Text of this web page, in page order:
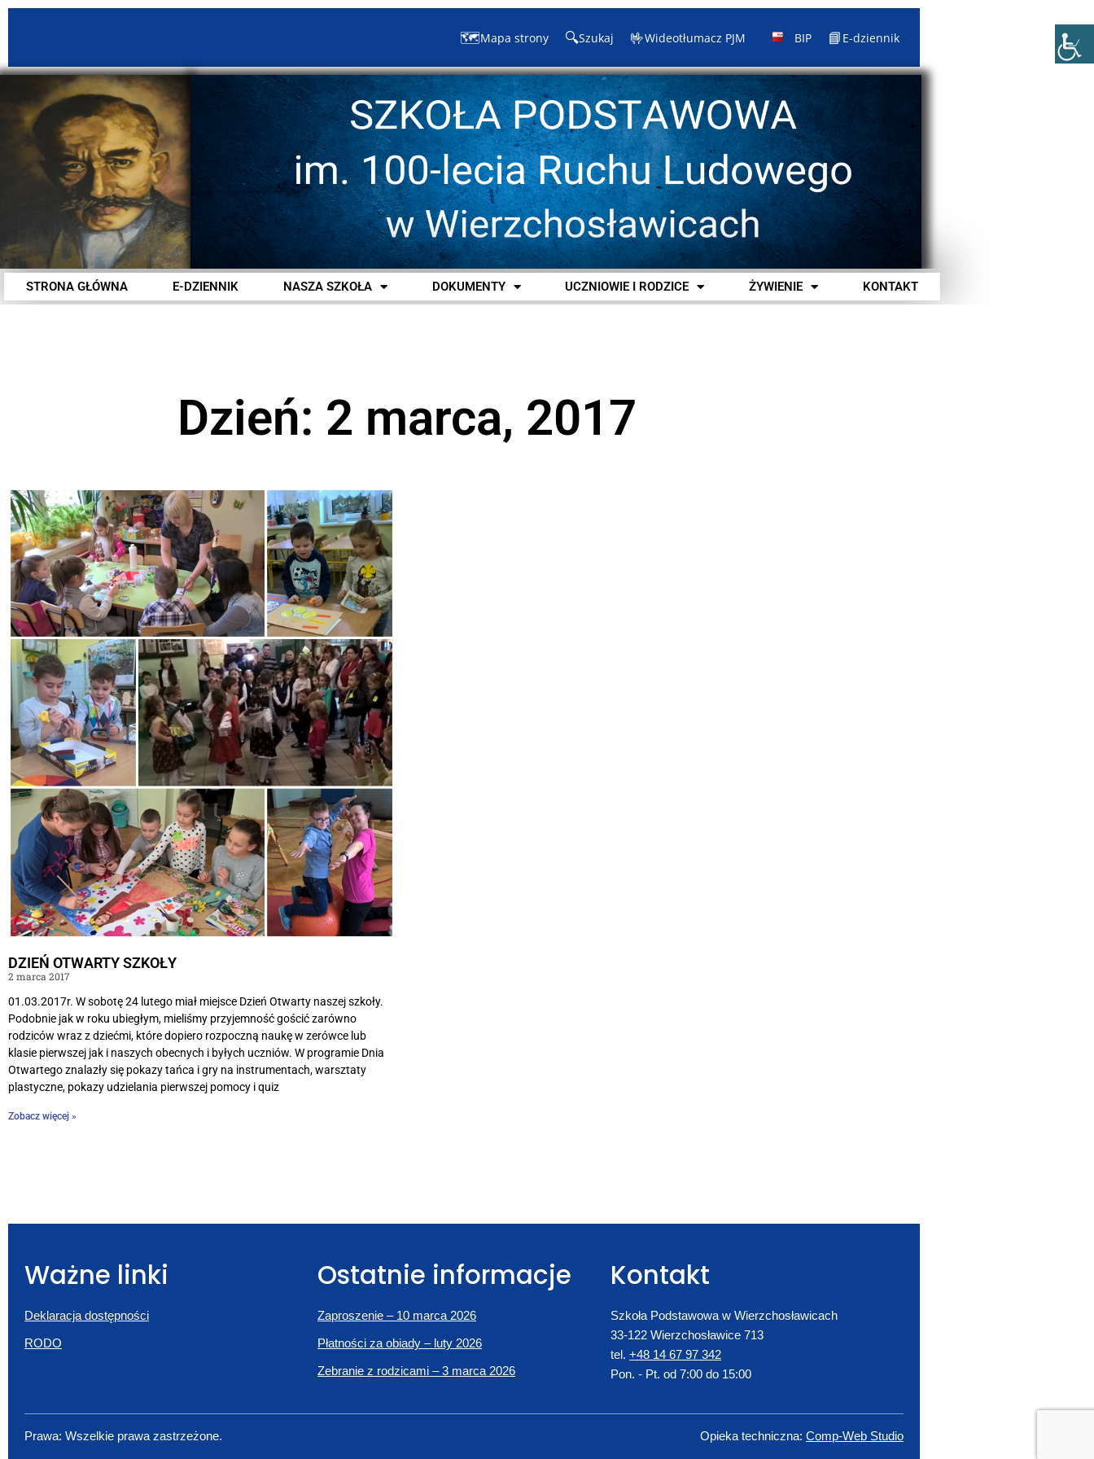
🗺️Mapa strony 🔍Szukaj 🤟Wideotłumacz PJM BIP 📘 E-dziennik
STRONA GŁÓWNA E-DZIENNIK NASZA SZKOŁA DOKUMENTY UCZNIOWIE I RODZICE ŻYWIENIE KONTAKT
Dzień: 2 marca, 2017
DZIEŃ OTWARTY SZKOŁY
2 marca 2017
01.03.2017r. W sobotę 24 lutego miał miejsce Dzień Otwarty naszej szkoły.
Podobnie jak w roku ubiegłym, mieliśmy przyjemność gościć zarówno
rodziców wraz z dziećmi, które dopiero rozpoczną naukę w zerówce lub
klasie pierwszej jak i naszych obecnych i byłych uczniów. W programie Dnia
Otwartego znalazły się pokazy tańca i gry na instrumentach, warsztaty
plastyczne, pokazy udzielania pierwszej pomocy i quiz
Zobacz więcej »
Ważne linki
Deklaracja dostępności
RODO
Ostatnie informacje
Zaproszenie – 10 marca 2026
Płatności za obiady – luty 2026
Zebranie z rodzicami – 3 marca 2026
Kontakt
Szkoła Podstawowa w Wierzchosławicach
33-122 Wierzchosławice 713
tel. +48 14 67 97 342
Pon. - Pt. od 7:00 do 15:00
Prawa: Wszelkie prawa zastrzeżone. Opieka techniczna: Comp-Web Studio